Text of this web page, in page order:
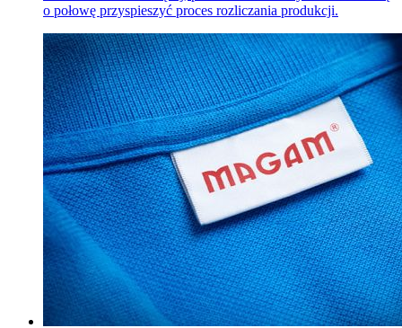
o połowę przyspieszyć proces rozliczania produkcji.